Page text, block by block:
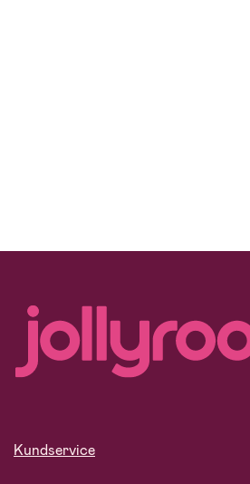
Kundservice